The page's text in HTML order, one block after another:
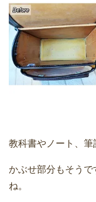
教科書やノート、筆
かぶせ部分もそう
ね。